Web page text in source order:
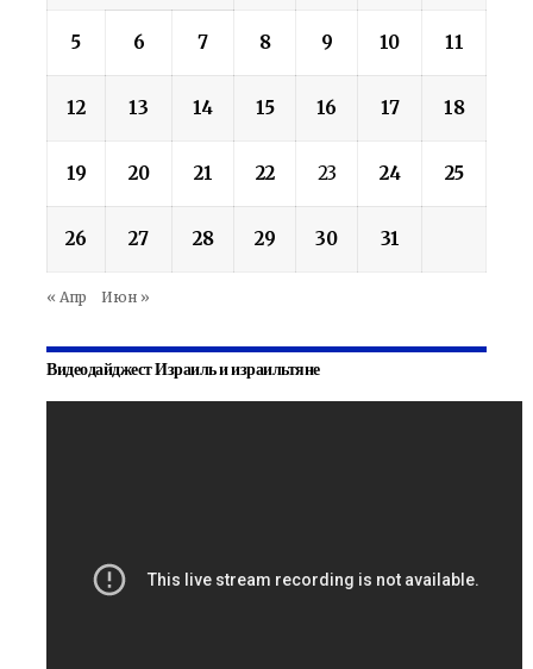
5 6 7 8 9 10 11
12 13 14 15 16 17 18
19 20 21 22 23 24 25
26 27 28 29 30 31
« Апр Июн »
Видеодайджест Израиль и израильтяне